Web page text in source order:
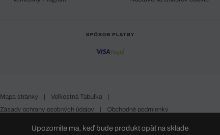
Upozornite ma, keď bude produkt opäť na sklade
SPÔSOB PLATBY
Mapa stránky | Veľkostná Tabuľka
|
Zásady ochrany osobných údajov
| Obchodné podmienky